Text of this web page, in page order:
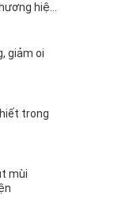
hiệu
giảm oi
trong
mùi